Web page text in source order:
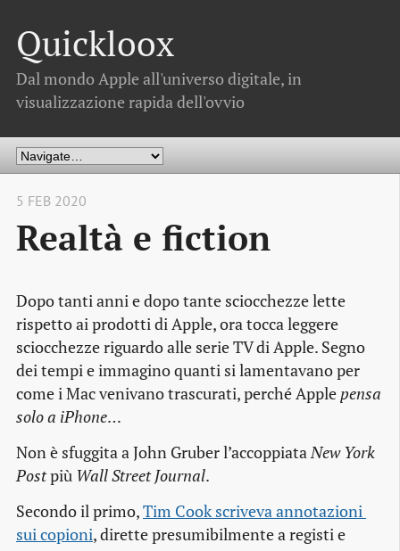
Quickloox
Dal mondo Apple all'universo digitale, in
visualizzazione rapida dell'ovvio
5 FEB 2020
Realtà e fiction
Dopo tanti anni e dopo tante sciocchezze lette
rispetto ai prodotti di Apple, ora tocca leggere
sciocchezze riguardo alle serie TV di Apple. Segno
dei tempi e immagino quanti si lamentavano per
come i Mac venivano trascurati, perché Apple pensa
solo a iPhone…
Non è sfuggita a John Gruber l’accoppiataNew York
Postpiù Wall Street Journal.
Secondo il primo,Tim Cook scriveva annotazioni
sui copioni, dirette presumibilmente a registi e